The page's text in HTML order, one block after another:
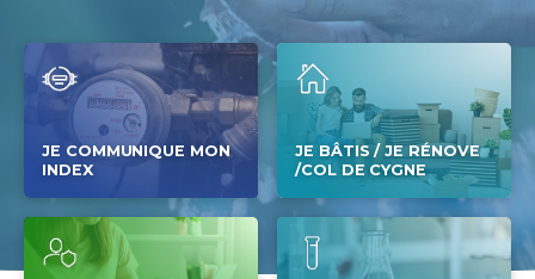
JE COMMUNIQUE MON
INDEX
JE BÂTIS / JE RÉNOVE
/COL DE CYGNE